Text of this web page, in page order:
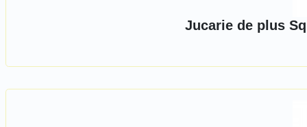
Jucarie de plus